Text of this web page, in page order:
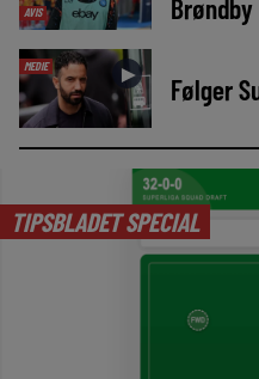
AVIS
Brøndby
MEDIE ► Følger
TIPSBLADET SPECIAL